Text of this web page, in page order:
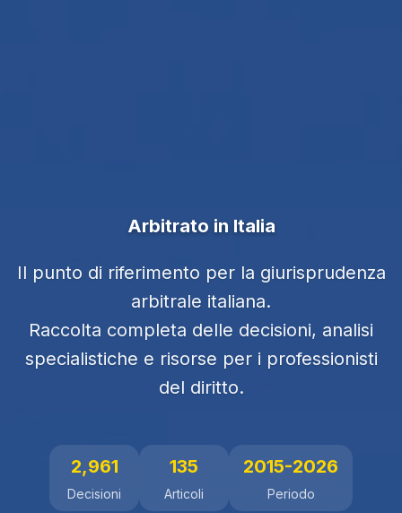
Arbitrato in Italia
Il punto di riferimento per la giurisprudenza
arbitrale italiana.
Raccolta completa delle decisioni, analisi
specialistiche e risorse per i professionisti
del diritto.
2,961
Decisioni
135
Articoli
2015-2026
Periodo